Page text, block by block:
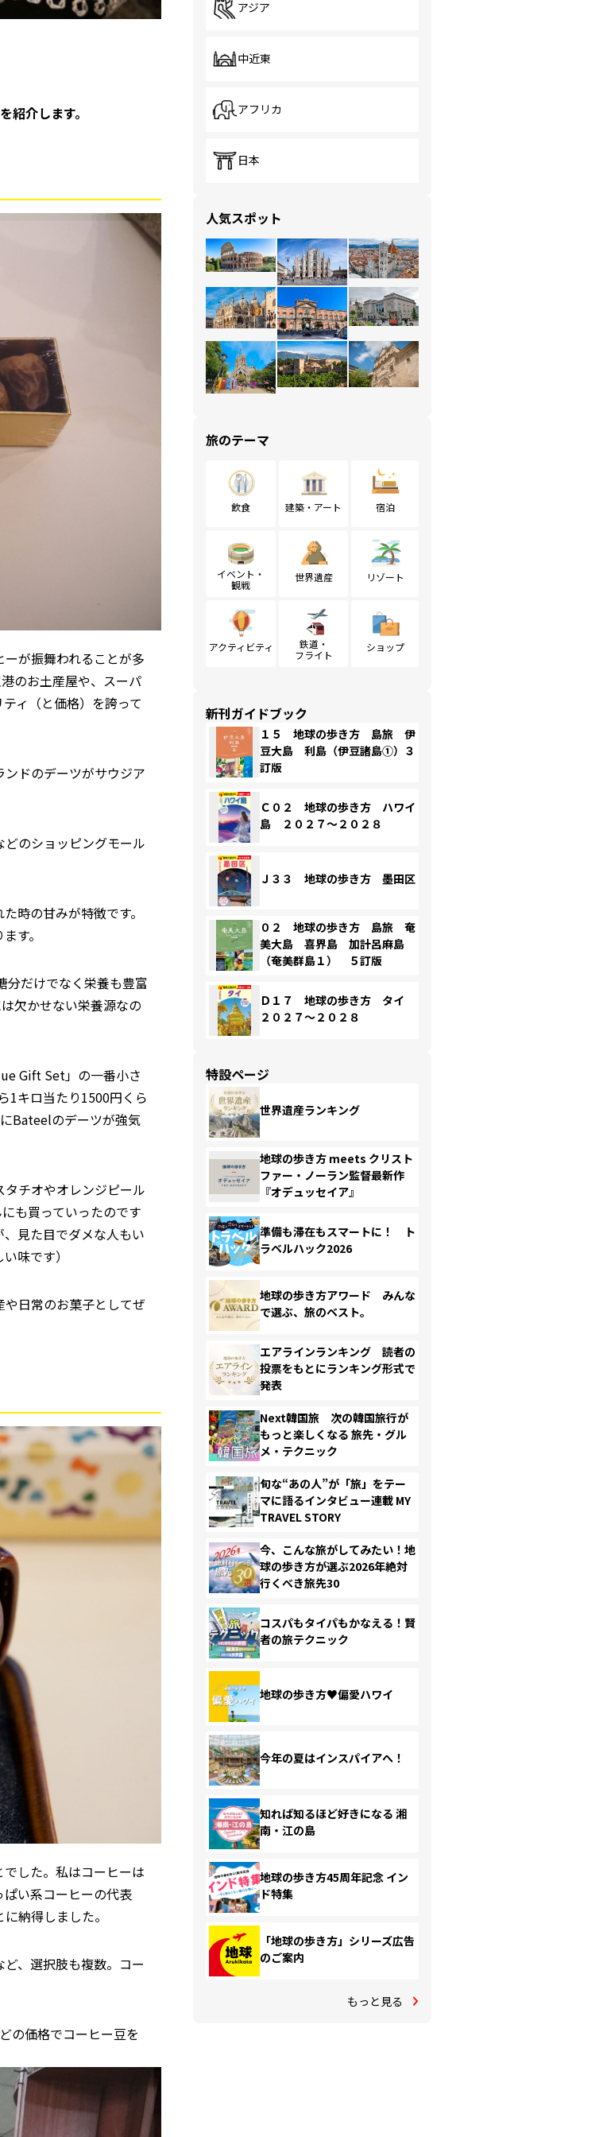
介します。
が振舞われることが多
のお土産屋や、スーパ
ィ（と価格）を誇って
ドのデーツがサウジア
どのショッピングモール
時の甘みが特徴です。
す。
分だけでなく栄養も豊富
欠かせない栄養源なの
Gift Set」の一番小さ
1キロ当たり1500円くら
Bateelのデーツが強気
チオやオレンジピール
も買っていったのです
見た目でダメな人もい
味です）
日常のお菓子としてぜ
した。私はコーヒーは
い系コーヒーの代表
納得しました。
、選択肢も複数。コー
の価格でコーヒー豆を
アジア
中近東
アフリカ
日本
人気スポット
旅のテーマ
飲食 建築・アート 宿泊
イベント・
観戦
世界遺産 リゾート
アクティビティ
鉄道・
フライト
ショップ
新刊ガイドブック
１５ 地球の歩き方 島旅 伊
豆大島 利島（伊豆諸島①）３
訂版
Ｃ０２ 地球の歩き方 ハワイ
島 ２０２７～２０２８
Ｊ３３ 地球の歩き方 墨田区
０２ 地球の歩き方 島旅 奄
美大島 喜界島 加計呂麻島
（奄美群島１） ５訂版
Ｄ１７ 地球の歩き方 タイ
２０２７～２０２８
特設ページ
世界遺産ランキング
地球の歩き方 meets クリスト
ファー・ノーラン監督最新作
『オデュッセイア』
準備も滞在もスマートに！ ト
ラベルハック2026
地球の歩き方アワード みんな
で選ぶ、旅のベスト。
エアラインランキング 読者の
投票をもとにランキング形式で
発表
Next韓国旅 次の韓国旅行が
もっと楽しくなる 旅先・グル
メ・テクニック
旬な“あの人”が「旅」をテー
マに語るインタビュー連載 MY
TRAVEL STORY
今、こんな旅がしてみたい！地
球の歩き方が選ぶ2026年絶対
行くべき旅先30
コスパもタイパもかなえる！賢
者の旅テクニック
地球の歩き方♥偏愛ハワイ
今年の夏はインスパイアへ！
知れば知るほど好きになる 湘
南・江の島
地球の歩き方45周年記念 イン
ド特集
「地球の歩き方」シリーズ広告
のご案内
もっと見る